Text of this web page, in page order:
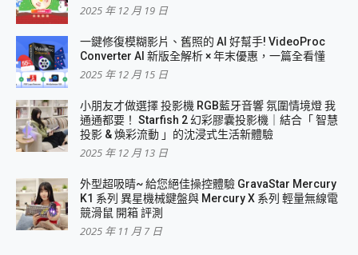
2025 年 12 月 19 日
一鍵修復模糊影片、舊照的 AI 好幫手! VideoProc
Converter AI 新版全解析 × 年末優惠，一篇全看懂
2025 年 12 月 15 日
小朋友才做選擇 投影機 RGB藍牙音響 氛圍情境燈 我
通通都要！ Starfish 2 幻彩膠囊投影機｜結合「 智慧
投影 & 煥彩流動 」的沈浸式生活新體驗
2025 年 12 月 13 日
外型超吸晴~ 給您絕佳操控體驗 GravaStar Mercury
K1 系列 異星機械鍵盤與 Mercury X 系列 輕量無線電
競滑鼠 開箱 評測
2025 年 11 月 7 日